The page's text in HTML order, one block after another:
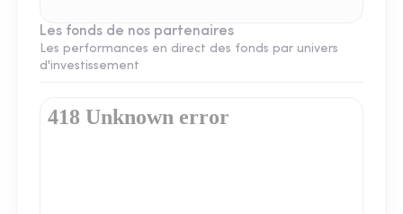
Les fonds de nos partenaires
Les performances en direct des fonds par univers
d'investissement